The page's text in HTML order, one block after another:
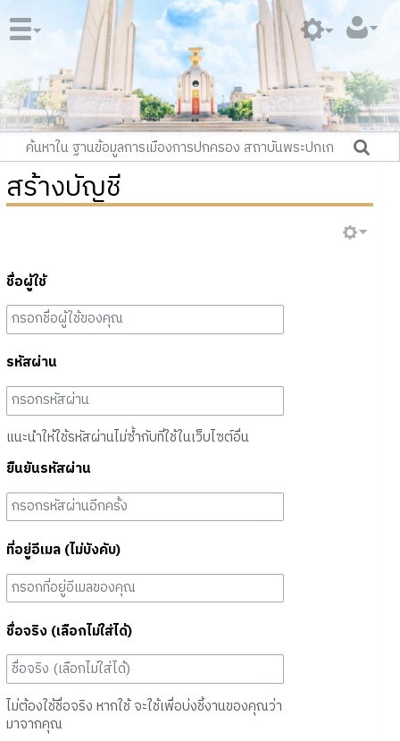
สร้างบัญชี
ชื่อผู้ใช้
รหัสผ่าน
แนะนำให้ใช้รหัสผ่านไม่ซ้ำกับที่ใช้ในเว็บไซต์อื่น
ยืนยันรหัสผ่าน
ที่อยู่อีเมล (ไม่บังคับ)
ชื่อจริง (เลือกไม่ใส่ได้)
ไม่ต้องใช้ชื่อจริง หากใช้ จะใช้เพื่อบ่งชี้งานของคุณว่า
มาจากคุณ